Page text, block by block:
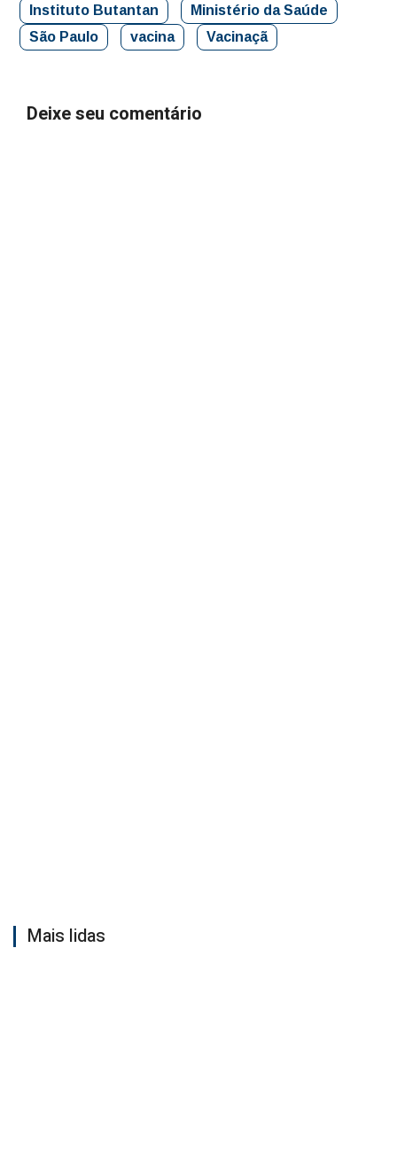
Instituto Butantan
Ministério da Saúde
São Paulo
vacina Vacinaçã
Deixe seu comentário
Mais lidas